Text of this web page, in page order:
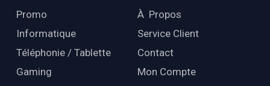
Promo
Informatique
Téléphonie / Tablette
Gaming
À Propos
Service Client
Contact
Mon Compte